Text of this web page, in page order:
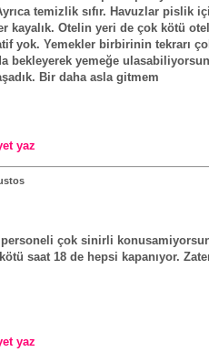
temizlik sıfır. Havuzlar pislik
kayalık. Otelin yeri de çok kötü
yok. Yemekler birbirinin tekrarı
bekleyerek yemeğe
Bir daha asla gitmem
yaz
çok sinirli
saat 18 de hepsi kapanıyor.
yaz